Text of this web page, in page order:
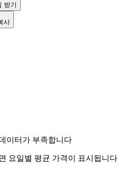
받기
사
이터가 부족합니다
요일별 평균 가격이 표시됩니다